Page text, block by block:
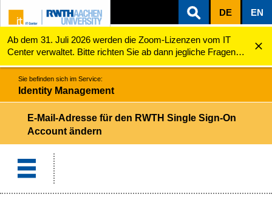
ZUM INHALTSBEREICH
ZUR HAUPTNAVIGATION
ZUR SUCHE
DE EN
Ab dem 31. Juli 2026 werden die Zoom-Lizenzen vom IT
Center verwaltet. Bitte richten Sie ab dann jegliche Fragen
zu den Zoom-Lizenzen (z.B. Probleme mit dem Login) an
servicedesk@itc.rwth-aachen.de.
Identity Management
Sie befinden sich im Service:
Identity Management
E-Mail-Adresse für den RWTH Single Sign-On
Account ändern